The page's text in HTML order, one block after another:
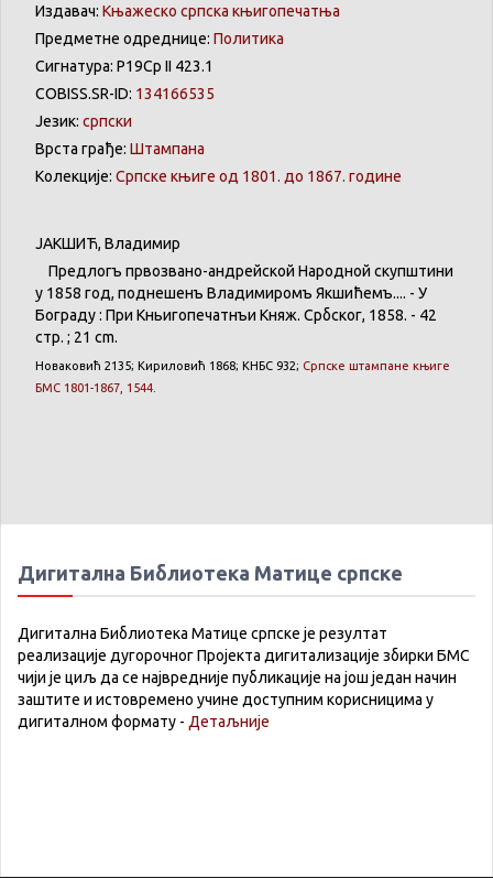
Издавач: Књажеско српска књигопечатња
Предметне одреднице: Политика
Сигнатура: Р19Ср II 423.1
COBISS.SR-ID: 134166535
Језик: српски
Врста грађе: Штампана
Колекције: Српске књиге од 1801. до 1867. године
ЈАКШИЋ, Владимир
Предлогъ првозвано-андрейской Народной скупштини
у 1858 год, поднешенъ Владимиромъ Якшићемъ.... - У
Бѣограду: При Кньигопечатнъи Княж. Србског, 1858. - 42
стр. ; 21 cm.
Новаковић 2135; Кириловић 1868; КНБС 932; Српске штампане књиге
БМС 1801-1867, 1544
Дигитална Библиотека Матице српске
Дигитална Библиотека Матице српске је резултат
реализације дугорочног Пројекта дигитализације збирки БМС
чији је циљ да се највредније публикације на још један начин
заштите и истовремено учине доступним корисницима у
дигиталном формату - Детаљније